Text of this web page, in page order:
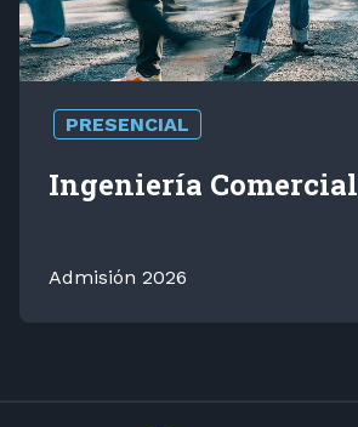
PRESENCIAL
Ingeniería Comercial
Admisión 2026